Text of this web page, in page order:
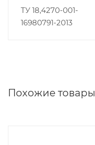
ТУ 18,4270-001-
16980791-2013
Похожие товары